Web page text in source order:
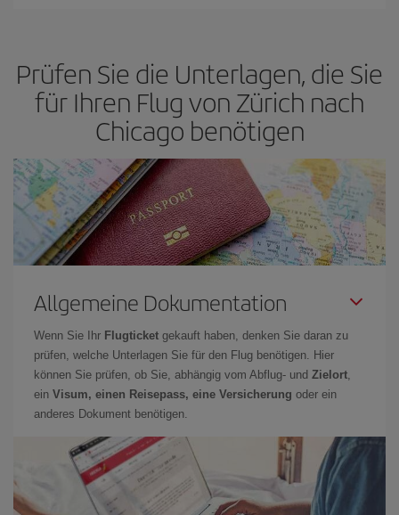
Prüfen Sie die Unterlagen, die Sie
für Ihren Flug von Zürich nach
Chicago benötigen
Allgemeine Dokumentation
Wenn Sie Ihr Flugticket gekauft haben, denken Sie daran zu
prüfen, welche Unterlagen Sie für den Flug benötigen. Hier
können Sie prüfen, ob Sie, abhängig vom Abflug- und Zielort,
ein Visum, einen Reisepass, eine Versicherung oder ein
anderes Dokument benötigen.